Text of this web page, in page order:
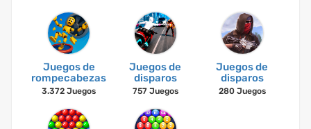
Juegos de
rompecabezas
3.372 Juegos
Juegos de
disparos
757 Juegos
Juegos de
disparos
280 Juegos